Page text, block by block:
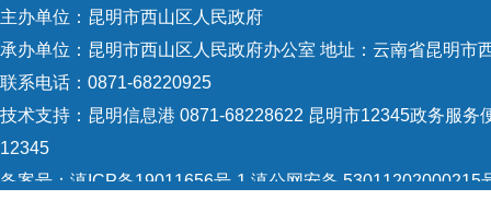
主办单位：昆明市西山区人民政府
承办单位：昆明市西山区人民政府办公室 地址：云南省昆明市
联系电话：0871-68220925
技术支持： 昆明信息港 0871-68228622 昆明市12345政务服务
12345
备案号： 滇ICP备19011656号-1 滇公网安备 53011202000215